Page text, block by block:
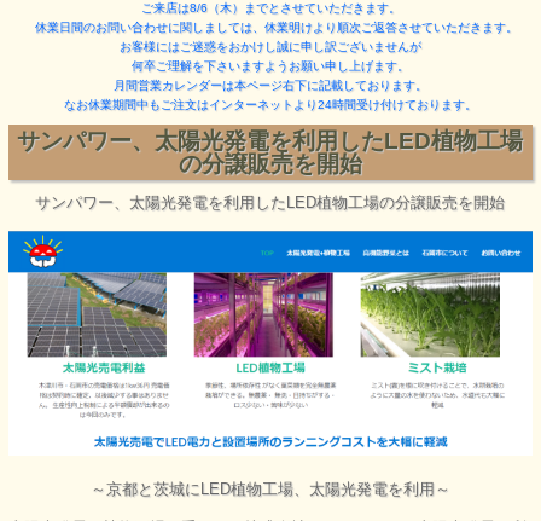
ご来店は8/6（木）までとさせていただきます。
休業日間のお問い合わせに関しましては、休業明けより順次ご返答させていただきます。
お客様にはご迷惑をおかけし誠に申し訳ございませんが
何卒ご理解を下さいますようお願い申し上げます。
月間営業カレンダーは本ページ右下に記載しております。
なお休業期間中もご注文はインターネットより24時間受け付けております。
サンパワー、太陽光発電を利用したLED植物工場
の分譲販売を開始
サンパワー、太陽光発電を利用したLED植物工場の分譲販売を開始
～京都と茨城にLED植物工場、太陽光発電を利用～